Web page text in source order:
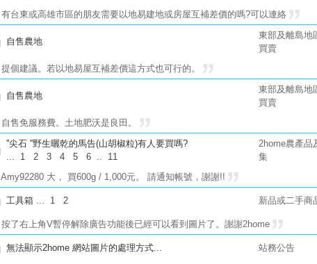
有台東或高雄市區的朋友需要以地易建地或房屋互補差價的嗎?可以連絡
自售農地
東部及離島地
買賣
提個建議。若以地易屋互補差價這方式也可行的。
自售農地
東部及離島地
買賣
自售免服務費。土地肥沃是良田。
''尖石 ''野生曬乾的馬告(山胡椒粒)有人要買嗎?
1 2 3 4 5 6 11
2home農產品
集
Amy92280 大， 買600g / 1,000元。 請通知帳號，謝謝!!
工具箱 1 2 新品或二手商
按了右上角V暫停解除廣告功能後已經可以看到圖片了。謝謝2home
無法顯示2home 網站圖片的處理方式... 站務公告